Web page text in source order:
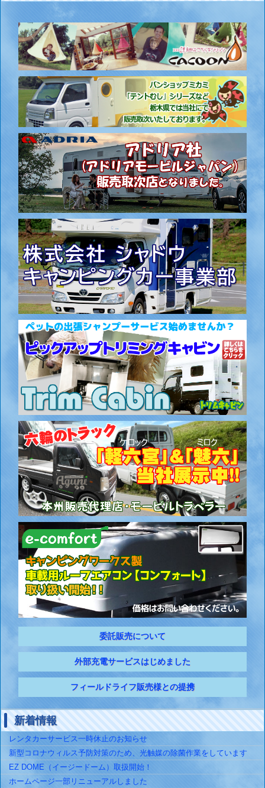
委託販売について
外部充電サービスはじめました
フィールドライフ販売様との提携
新着情報
レンタカーサービス一時休止のお知らせ
新型コロナウィルス予防対策のため、光触媒の除菌作業をしています
EZ DOME（イージードーム）取扱開始！
ホームページ一部リニューアルしました